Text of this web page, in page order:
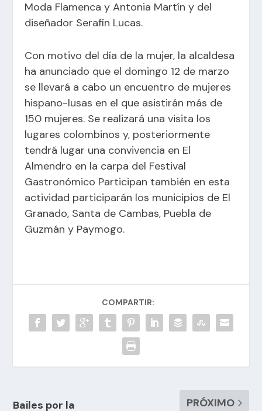
Moda Flamenca y Antonia Martín y del
diseñador Serafín Lucas.
Con motivo del día de la mujer, la alcaldesa
ha anunciado que el domingo 12 de marzo
se llevará a cabo un encuentro de mujeres
hispano-lusas en el que asistirán más de
150 mujeres. Se realizará una visita los
lugares colombinos y, posteriormente
tendrá lugar una convivencia en El
Almendro en la carpa del Festival
Gastronómico Participan también en esta
actividad participarán los municipios de El
Granado, Santa de Cambas, Puebla de
Guzmán y Paymogo.
COMPARTIR:
Bailes por la PRÓXIMO